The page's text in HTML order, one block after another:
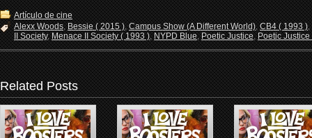
Artículo de cine
Alexx Woods,Bessie ( 2015 ),Campus Show (A Different World),CB4 ( 1993 ),
II Society,Menace II Society ( 1993 ),NYPD Blue,Poetic Justice,Poetic Justice
Related Posts